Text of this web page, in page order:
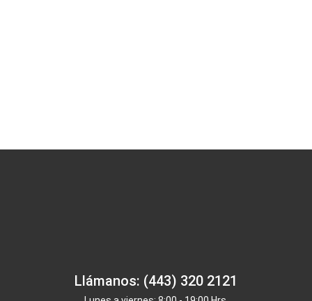
Llámanos: (443) 320 2121